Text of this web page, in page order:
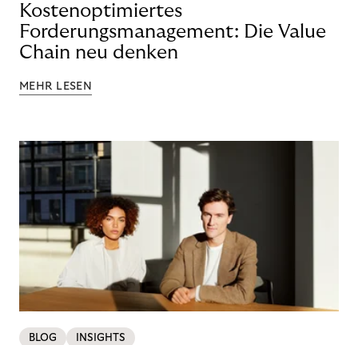
Kostenoptimiertes
Forderungsmanagement: Die Value
Chain neu denken
MEHR LESEN
BLOG INSIGHTS